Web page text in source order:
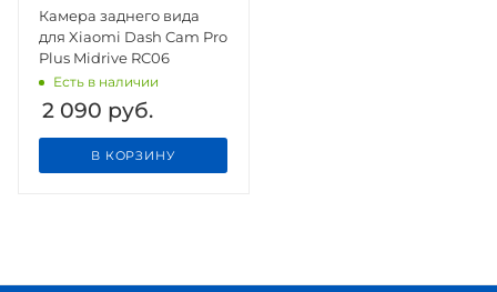
Камера заднего вида
для Xiaomi Dash Cam Pro
Plus Midrive RC06
Есть в наличии
2 090 руб.
В КОРЗИНУ